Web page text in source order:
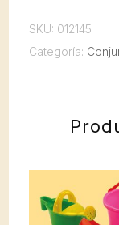
SKU: 012145
Categoría: